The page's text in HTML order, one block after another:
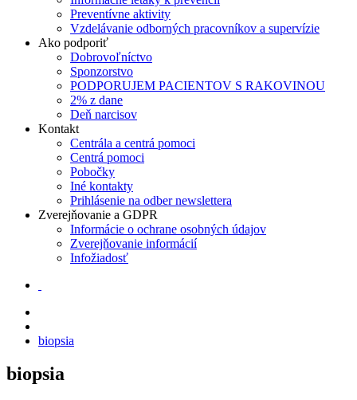
Preventívne aktivity
Vzdelávanie odborných pracovníkov a supervízie
Ako podporiť
Dobrovoľníctvo
Sponzorstvo
PODPORUJEM PACIENTOV S RAKOVINOU
2% z dane
Deň narcisov
Kontakt
Centrála a centrá pomoci
Centrá pomoci
Pobočky
Iné kontakty
Prihlásenie na odber newslettera
Zverejňovanie a GDPR
Informácie o ochrane osobných údajov
Zverejňovanie informácií
Infožiadosť
biopsia
biopsia